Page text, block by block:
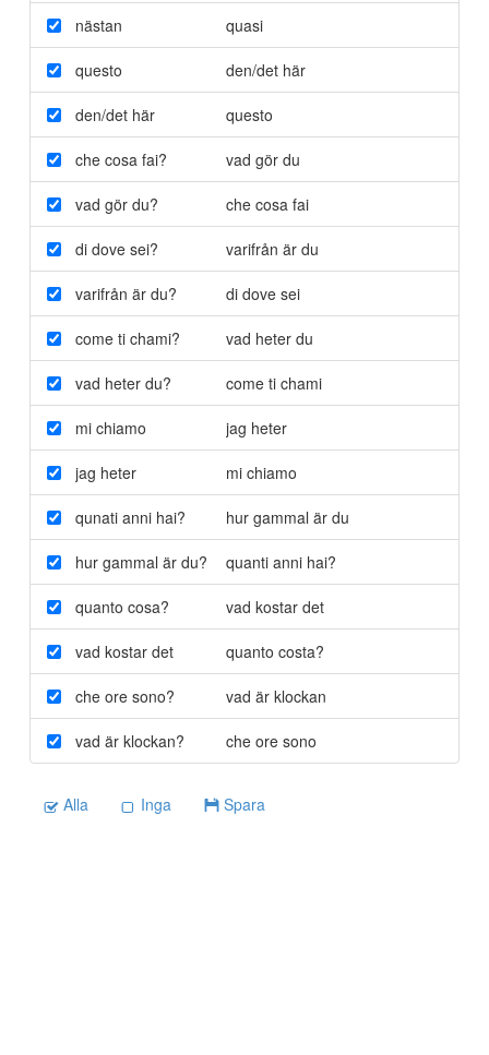
nästan quasi
questo den/det här
den/det här questo
che cosa fai? vad gör du
vad gör du? che cosa fai
di dove sei? varifrån är du
varifrån är du? di dove sei
come ti chami? vad heter du
vad heter du? come ti chami
mi chiamo jag heter
jag heter mi chiamo
qunati anni hai? hur gammal är du
hur gammal är du? quanti anni hai?
quanto cosa? vad kostar det
vad kostar det quanto costa?
che ore sono? vad är klockan
vad är klockan? che ore sono
Alla Inga Spara